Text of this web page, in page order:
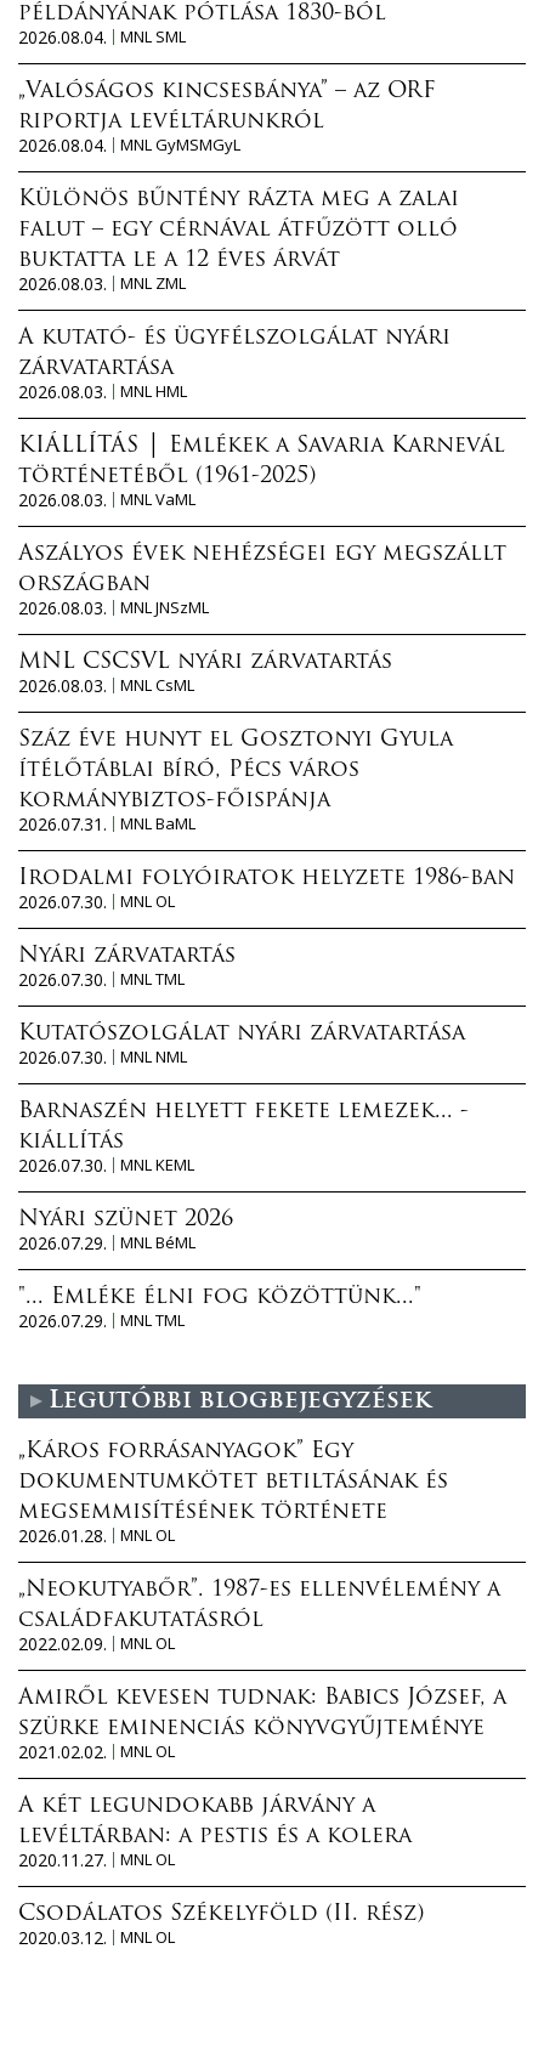
példányának pótlása 1830-ból
2026.08.04.
MNL SML
„Valóságos kincsesbánya” – az ORF
riportja levéltárunkról
2026.08.04.
MNL GyMSMGyL
Különös bűntény rázta meg a zalai
falut – egy cérnával átfűzött olló
buktatta le a 12 éves árvát
2026.08.03.
MNL ZML
A kutató- és ügyfélszolgálat nyári
zárvatartása
2026.08.03.
MNL HML
KIÁLLÍTÁS │ Emlékek a Savaria Karnevál
történetéből (1961-2025)
2026.08.03.
MNL VaML
Aszályos évek nehézségei egy megszállt
országban
2026.08.03.
MNL JNSzML
MNL CSCSVL nyári zárvatartás
2026.08.03.
MNL CsML
Száz éve hunyt el Gosztonyi Gyula
ítélőtáblai bíró, Pécs város
kormánybiztos-főispánja
2026.07.31.
MNL BaML
Irodalmi folyóiratok helyzete 1986-ban
2026.07.30.
MNL OL
Nyári zárvatartás
2026.07.30.
MNL TML
Kutatószolgálat nyári zárvatartása
2026.07.30.
MNL NML
Barnaszén helyett fekete lemezek... -
kiállítás
2026.07.30.
MNL KEML
Nyári szünet 2026
2026.07.29.
MNL BéML
"... Emléke élni fog közöttünk..."
2026.07.29.
MNL TML
Legutóbbi blogbejegyzések
„Káros forrásanyagok” Egy
dokumentumkötet betiltásának és
megsemmisítésének története
2026.01.28.
MNL OL
„Neokutyabőr”. 1987-es ellenvélemény a
családfakutatásról
2022.02.09.
MNL OL
Amiről kevesen tudnak: Babics József, a
szürke eminenciás könyvgyűjteménye
2021.02.02.
MNL OL
A két legundokabb járvány a
levéltárban: a pestis és a kolera
2020.11.27.
MNL OL
Csodálatos Székelyföld (II. rész)
2020.03.12.
MNL OL